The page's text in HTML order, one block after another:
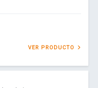
VER PRODUCTO